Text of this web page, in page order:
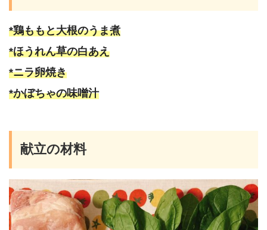
*鶏ももと大根のうま煮
*ほうれん草の白あえ
*ニラ卵焼き
*かぼちゃの味噌汁
献立の材料